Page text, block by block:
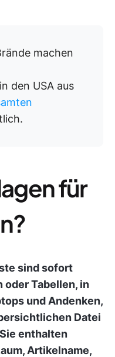
machen
den USA aus
für
sind sofort
Tabellen, in
und Andenken,
Datei
enthalten
Artikelname,